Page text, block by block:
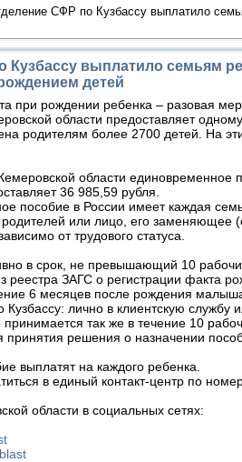
СФР по Кузбассу выплатило
выплатило семьям
детей
при рождении ребенка – разовая
области предоставляет
родителям более 2700 детей. На
области единовременное
36 985,59 рубля.
пособие в России имеет каждая
или лицо, его заменяющее
от трудового статуса.
в срок, не превышающий 10
ЗАГС о регистрации факта
6 месяцев после рождения
лично в клиентскую
так же в течение 10
решения о назначении
выплатят на каждого ребенка.
в единый контакт-центр по
области в социальных сетях: